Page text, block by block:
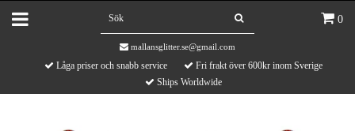
0
mallansglitter.se@gmail.com
Låga priser och snabb service
Fri frakt över 600kr inom Sverige
Ships Worldwide